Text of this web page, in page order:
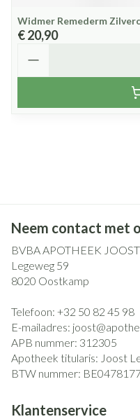
Widmer Remederm
€ 20,90
Neem contact met
BVBA APOTHEEK
Legeweg 59
8020 Oostkamp
Telefoon: +32 50 82 45 98
E-mailadres: joost@
APB nummer: 312305
Apotheek titularis: Joost
BTW nummer:
Klantenservice